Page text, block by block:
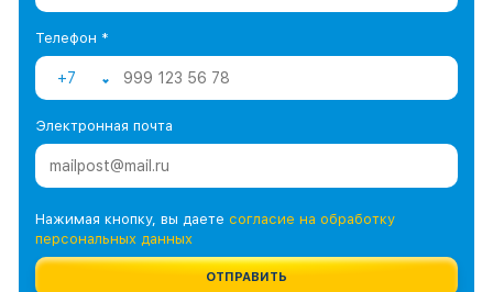
Телефон *
+7
Электронная почта
Нажимая кнопку, вы даете согласие на обработку
персональных данных
ОТПРАВИТЬ